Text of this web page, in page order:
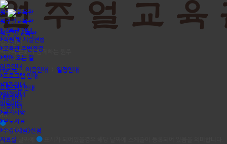
원주얼교육관
원주얼교육관
교육관 안내
직원 및 시설현황
교육관 주변전경
찾아 오는 길
이용안내
프로그램 안내
대관안내
일정안내
알림마당
공지사항
보도자료
수강(체험)신청
자료실
원주 얼 교육관
일정안내
역사와 문화가 함께하는 원주
Home> 이용안내 일정안내
프로그램 안내
대관안내
일정안내
dd
스케쥴등록
달력의 날짜에